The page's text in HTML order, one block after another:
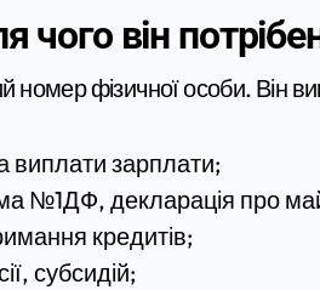
він
фізичної особи. Він
виплати зарплати;
№1ДФ, декларація про
кредитів;
субсидій;